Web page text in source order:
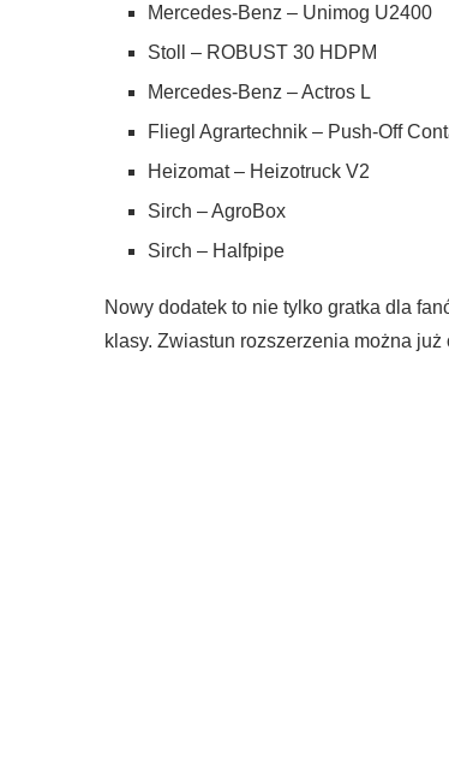
Mercedes-Benz – Unimog U2400
Stoll – ROBUST 30 HDPM
Mercedes-Benz – Actros L
Fliegl Agrartechnik – Push-Off
Heizomat – Heizotruck V2
Sirch – AgroBox
Sirch – Halfpipe
Nowy dodatek to nie tylko gratka dla
klasy. Zwiastun rozszerzenia można